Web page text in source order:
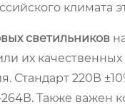
климата
светильников
их
Стандарт 220В
Также